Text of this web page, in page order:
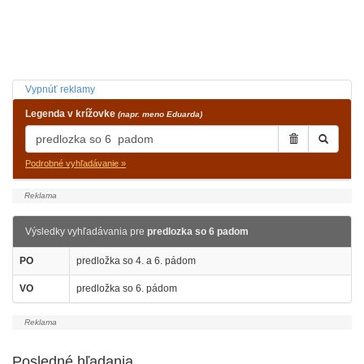
Vypnúť reklamy
Legenda v krížovke (napr. meno Eduarda)
Podrobné vyhľadávanie »
Výsledky vyhľadávania pre predlozka so 6 padom
PO predložka so 4. a 6. pádom
VO predložka so 6. pádom